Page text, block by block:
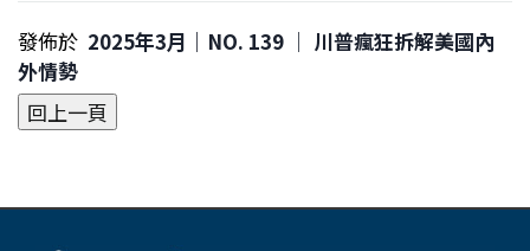
發佈於 2025年3月｜NO. 139 │ 川普瘋狂拆解美國內
外情勢